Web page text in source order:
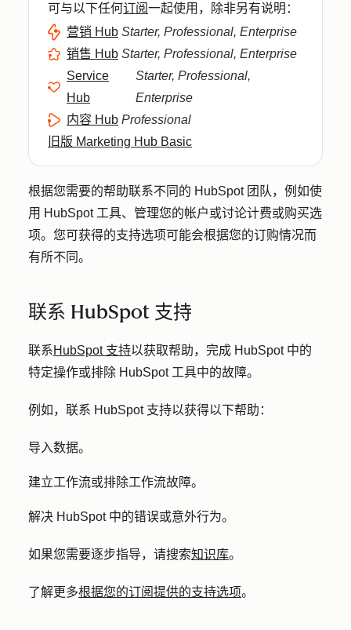
可与以下任何订阅一起使用，除非另有说明：
营销 Hub Starter, Professional, Enterprise
销售 Hub Starter, Professional, Enterprise
Service
Hub
Starter, Professional,
Enterprise
内容 Hub Professional
旧版 Marketing Hub Basic
根据您需要的帮助联系不同的 HubSpot 团队，例如使
用 HubSpot 工具、管理您的帐户或讨论计费或购买选
项。您可获得的支持选项可能会根据您的订购情况而
有所不同。
联系 HubSpot 支持
联系HubSpot 支持以获取帮助，完成 HubSpot 中的
特定操作或排除 HubSpot 工具中的故障。
例如，联系 HubSpot 支持以获得以下帮助：
导入数据。
建立工作流或排除工作流故障。
解决 HubSpot 中的错误或意外行为。
如果您需要逐步指导，请搜索知识库。
了解更多根据您的订阅提供的支持选项。